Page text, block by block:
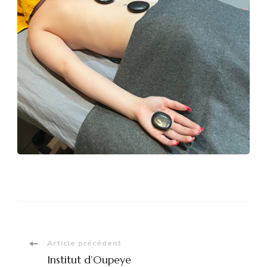
Article précédent
Institut d’Oupeye